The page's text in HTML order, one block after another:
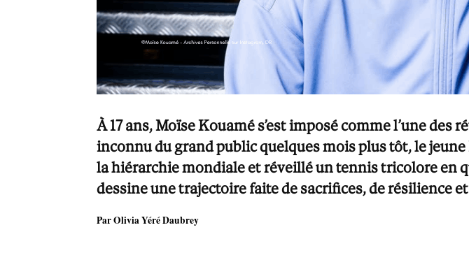
À 17 ans, Moïse Kouamé s’est imposé comme l’une
inconnu du grand public quelques mois plus tôt, le
la hiérarchie mondiale et réveillé un tennis tricolore en
dessine une trajectoire faite de sacrifices, de résilience
Par Olivia Yéré Daubrey